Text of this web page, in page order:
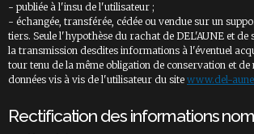
- publiée à l'insu de l'utilisateur ;
- échangée, transférée, cédée ou vendue sur un
tiers. Seule l'hypothèse du rachat de DEL'AUNE et
la transmission desdites informations à l'éventuel
tour tenu de la même obligation de conservation et
données vis à vis de l'utilisateur du site www.del-
Rectification des informations